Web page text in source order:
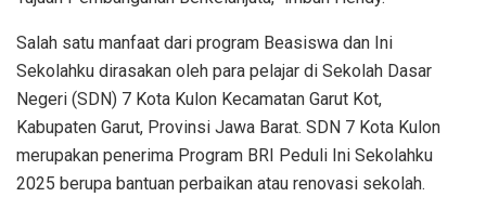
Salah satu manfaat dari program Beasiswa dan Ini
Sekolahku dirasakan oleh para pelajar di Sekolah Dasar
Negeri (SDN) 7 Kota Kulon Kecamatan Garut Kot,
Kabupaten Garut, Provinsi Jawa Barat. SDN 7 Kota Kulon
merupakan penerima Program BRI Peduli Ini Sekolahku
2025 berupa bantuan perbaikan atau renovasi sekolah.